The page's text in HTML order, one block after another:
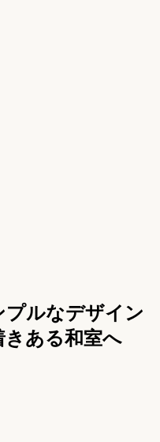
プルなデザイン
きある和室へ